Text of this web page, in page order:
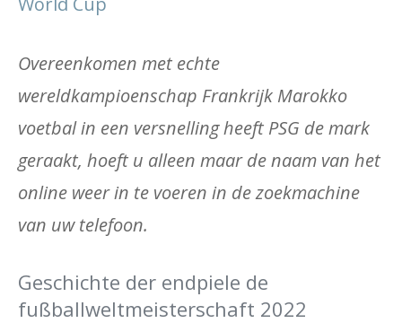
Overeenkomen met echte
wereldkampioenschap Frankrijk Marokko
voetbal in een versnelling heeft PSG de mark
geraakt, hoeft u alleen maar de naam van het
online weer in te voeren in de zoekmachine
van uw telefoon.
Geschichte der endpiele de
fußballweltmeisterschaft 2022